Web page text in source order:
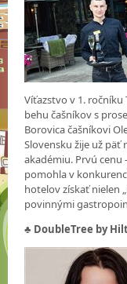
Víťazstvo v 1. ročníku
behu čašníkov s
Borovica čašníkovi
Slovensku žije už
akadémiu. Prvú cenu
pomohla v
hotelov získať nielen
povinnými
♣ DoubleTree by